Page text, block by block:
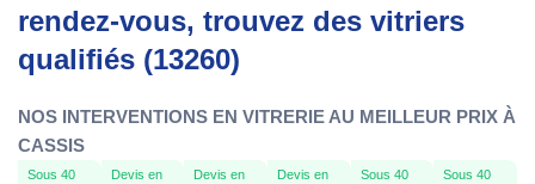
rendez-vous, trouvez des vitriers
qualifiés (13260)
NOS INTERVENTIONS EN VITRERIE AU MEILLEUR PRIX À
CASSIS
Sous 40
Devis en
Devis en
Devis en
Sous 40
Sous 40